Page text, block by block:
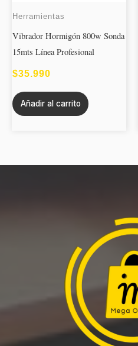
Herramientas
Vibrador Hormigón 800w Sonda
15mts Línea Profesional
$35.990
Añadir al carrito